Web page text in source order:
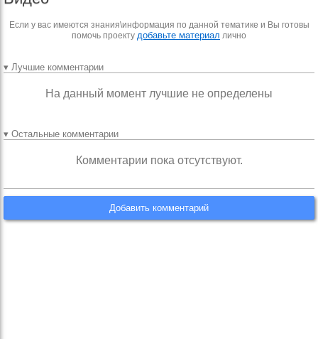
Если у вас имеются знания\информация по данной тематике и Вы готовы
помочь проекту добавьте материал лично
▾ Лучшие комментарии
На данный момент лучшие не определены
▾ Остальные комментарии
Комментарии пока отсутствуют.
Добавить комментарий